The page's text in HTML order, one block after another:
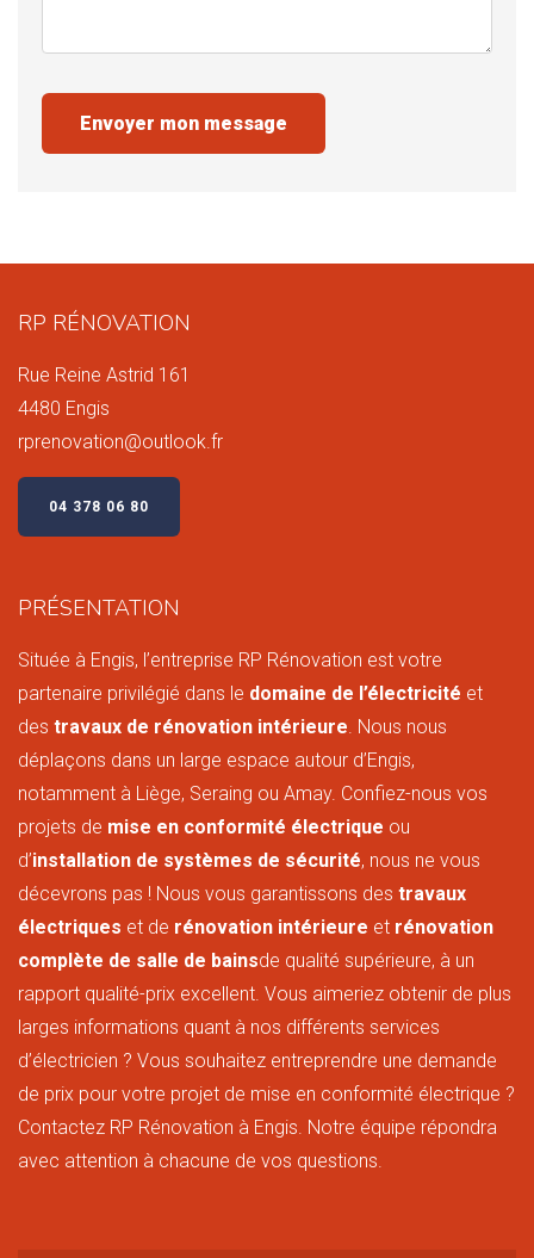
Envoyer mon message
RP RÉNOVATION
Rue Reine Astrid 161
4480 Engis
rprenovation@outlook.fr
04 378 06 80
PRÉSENTATION
Située à Engis, l’entreprise RP Rénovation est votre
partenaire privilégié dans le domaine de l’électricité et
des travaux de rénovation intérieure . Nous nous
déplaçons dans un large espace autour d’Engis,
notamment à Liège, Seraing ou Amay. Confiez-nous vos
projets de mise en conformité électrique ou
d’installation de systèmes de sécurité, nous ne vous
décevrons pas ! Nous vous garantissons des travaux
électriques et de rénovation intérieure et rénovation
complète de salle de bainsde qualité supérieure, à un
rapport qualité-prix excellent. Vous aimeriez obtenir de plus
larges informations quant à nos différents services
d’électricien ? Vous souhaitez entreprendre une demande
de prix pour votre projet de mise en conformité électrique ?
Contactez RP Rénovation à Engis. Notre équipe répondra
avec attention à chacune de vos questions.